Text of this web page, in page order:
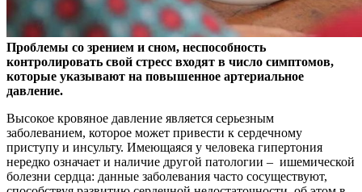
Проблемы со зрением и сном, неспособность
контролировать свой стресс входят в число симптомов,
которые указывают на повышенное артериальное
давление.
Высокое кровяное давление является серьезным
заболеванием, которое может привести к сердечному
приступу и инсульту. Имеющаяся у человека гипертония
нередко означает и наличие другой патологии – ишемической
болезни сердца: данные заболевания часто сосуществуют,